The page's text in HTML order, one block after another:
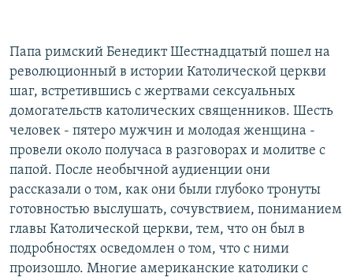
Папа римский Бенедикт Шестнадцатый пошел на
революционный в истории Католической церкви
шаг, встретившись с жертвами сексуальных
домогательств католических священников. Шесть
человек - пятеро мужчин и молодая женщина -
провели около получаса в разговорах и молитве с
папой. После необычной аудиенции они
рассказали о том, как они были глубоко тронуты
готовностью выслушать, сочувствием, пониманием
главы Католической церкви, тем, что он был в
подробностях осведомлен о том, что с ними
произошло. Многие американские католики с